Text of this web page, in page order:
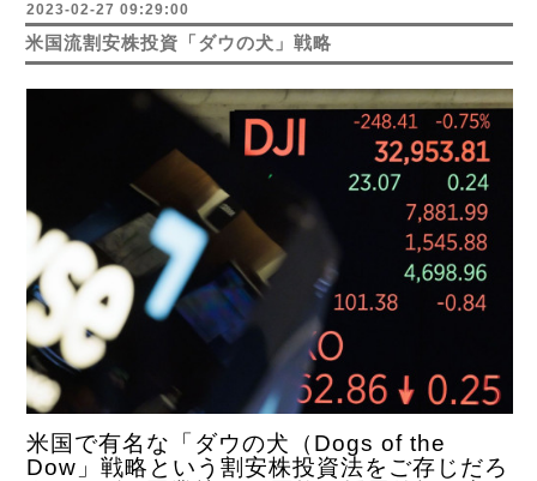
2023-02-27 09:29:00
米国流割安株投資「ダウの犬」戦略
米国で有名な「ダウの犬（Dogs of the
Dow」戦略という割安株投資法をご存じだろ